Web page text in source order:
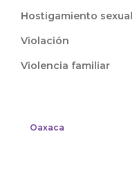
Hostigamiento sexual
Violación
Violencia familiar
Oaxaca